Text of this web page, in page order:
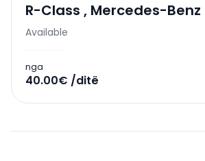
R-Class , Mercedes-Benz
Available
nga
40.00€ /ditë